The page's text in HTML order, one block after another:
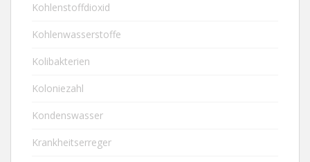
Kohlenstoffdioxid
Kohlenwasserstoffe
Kolibakterien
Koloniezahl
Kondenswasser
Krankheitserreger